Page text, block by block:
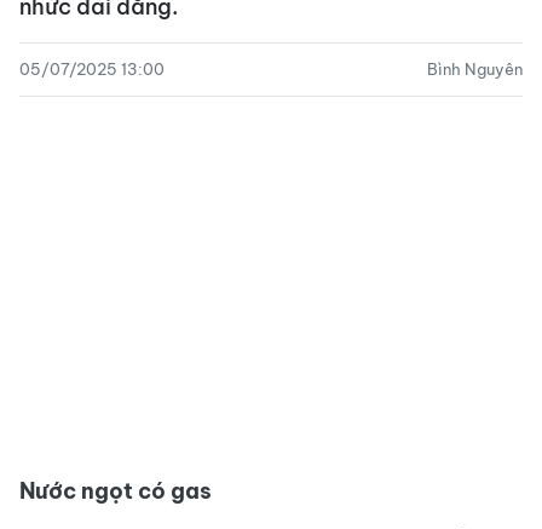
nhức dai dẳng.
05/07/2025 13:00 Bình Nguyên
Nước ngọt có gas